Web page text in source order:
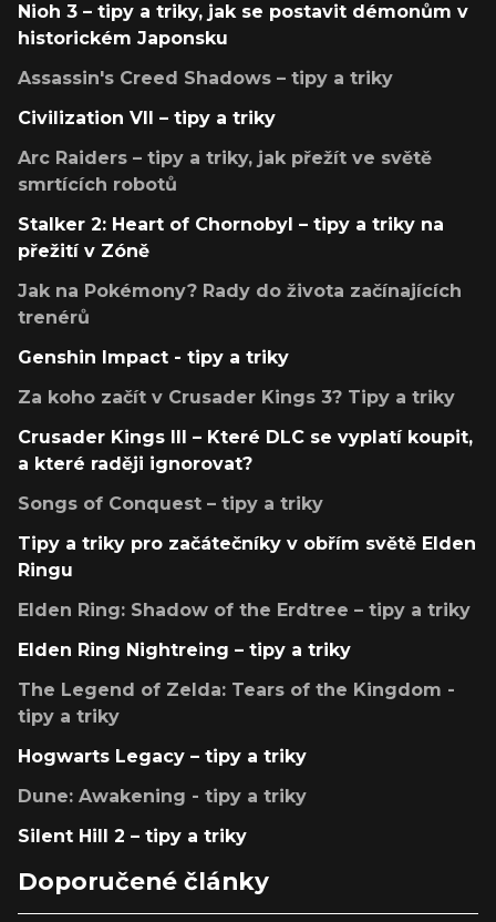
Nioh 3 – tipy a triky, jak se postavit démonům v
historickém Japonsku
Assassin's Creed Shadows – tipy a triky
Civilization VII – tipy a triky
Arc Raiders – tipy a triky, jak přežít ve světě
smrtících robotů
Stalker 2: Heart of Chornobyl – tipy a triky na
přežití v Zóně
Jak na Pokémony? Rady do života začínajících
trenérů
Genshin Impact - tipy a triky
Za koho začít v Crusader Kings 3? Tipy a triky
Crusader Kings III – Které DLC se vyplatí koupit,
a které raději ignorovat?
Songs of Conquest – tipy a triky
Tipy a triky pro začátečníky v obřím světě Elden
Ringu
Elden Ring: Shadow of the Erdtree – tipy a triky
Elden Ring Nightreing – tipy a triky
The Legend of Zelda: Tears of the Kingdom -
tipy a triky
Hogwarts Legacy – tipy a triky
Dune: Awakening - tipy a triky
Silent Hill 2 – tipy a triky
Doporučené články